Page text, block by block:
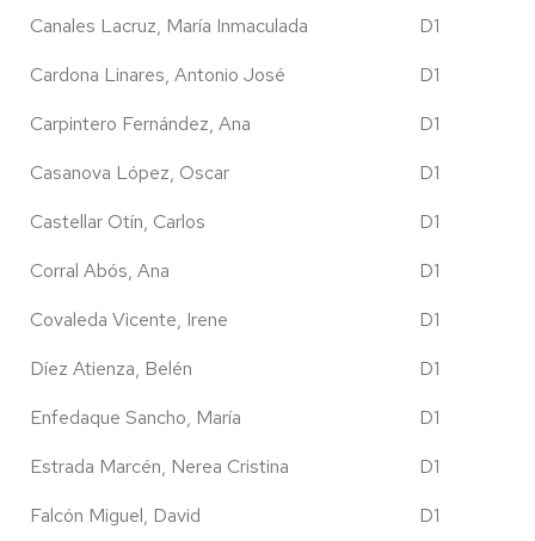
Canales Lacruz, María Inmaculada
D1
Cardona Linares, Antonio José
D1
Carpintero Fernández, Ana
D1
Casanova López, Oscar
D1
Castellar Otín, Carlos
D1
Corral Abós, Ana
D1
Covaleda Vicente, Irene
D1
Díez Atienza, Belén
D1
Enfedaque Sancho, María
D1
Estrada Marcén, Nerea Cristina
D1
Falcón Miguel, David
D1